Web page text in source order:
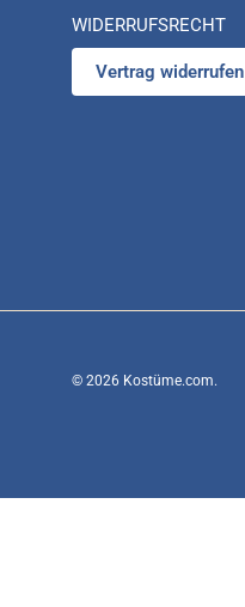
WIDERRUFSRECHT
Vertrag widerrufen
© 2026 Kostüme.com.